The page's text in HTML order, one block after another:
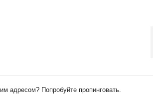
адресом? Попробуйте пропинговать.